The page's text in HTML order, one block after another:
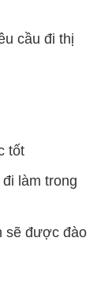
cầu đi thị
tốt
làm trong
sẽ được đào